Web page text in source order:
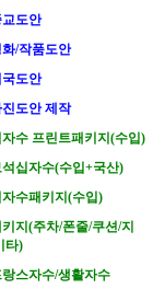
도안
화/작품도안
국도안
도안 제작
수 프린트패키지(수입)
십자수(수입+국산)
수패키지(수입)
지(주차/폰줄/쿠션/지
타)
스자수/생활자수